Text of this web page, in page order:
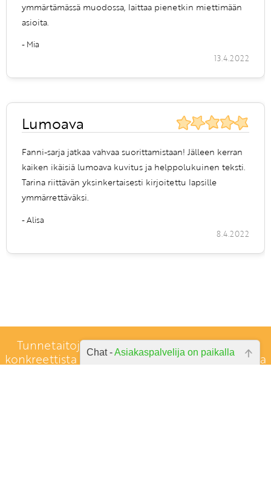
ymmärtämässä muodossa, laittaa pienetkin miettimään
asioita.
- Mia
13.4.2022
Lumoava
Fanni-sarja jatkaa vahvaa suorittamistaan! Jälleen kerran
kaiken ikäisiä lumoava kuvitus ja helppolukuinen teksti.
Tarina riittävän yksinkertaisesti kirjoitettu lapsille
ymmärrettäväksi.
- Alisa
8.4.2022
Tunnetaitoja lapselle -verkkokauppa tarjoaa
konkreettista tukea ja tietoa vanhemmuuteen ja
Chat -Asiakaspalvelija on paikalla